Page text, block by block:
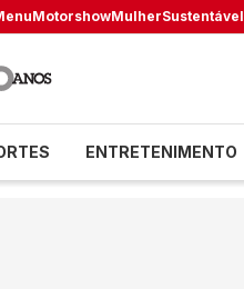
MotorshowMulherSustentável
ENTRETENIMENTO